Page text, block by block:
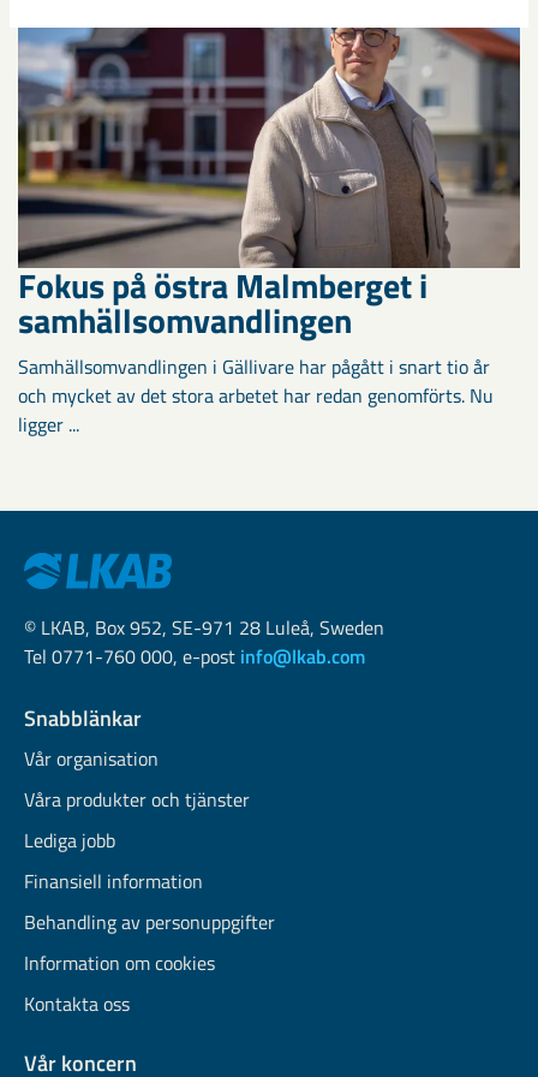
Fokus på östra Malmberget i
samhällsomvandlingen
Samhällsomvandlingen i Gällivare har pågått i snart tio år
och mycket av det stora arbetet har redan genomförts. Nu
ligger ...
© LKAB, Box 952, SE-971 28 Luleå, Sweden
Tel 0771-760 000, e-post info@lkab.com
Snabblänkar
Vår organisation
Våra produkter och tjänster
Lediga jobb
Finansiell information
Behandling av personuppgifter
Information om cookies
Kontakta oss
Vår koncern